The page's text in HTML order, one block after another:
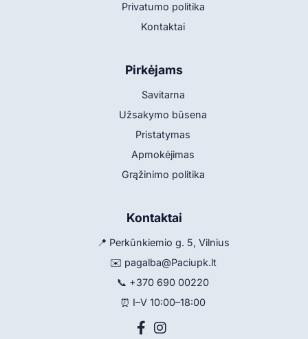
Privatumo politika
Kontaktai
Pirkėjams
Savitarna
Užsakymo būsena
Pristatymas
Apmokėjimas
Grąžinimo politika
Kontaktai
📍 Perkūnkiemio g. 5, Vilnius
✉️ pagalba@Paciupk.lt
📞 +370 690 00220
⏰ I–V 10:00–18:00